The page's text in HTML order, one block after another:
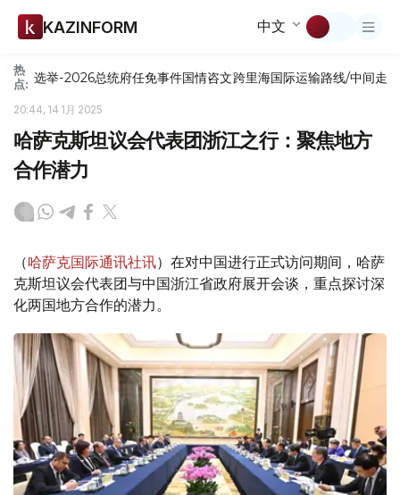
KAZINFORM 中文
热
点: 选举-2026总统府任免事件国情咨文跨里海国际运输路线/中间走廊
20:44, 14 1月 2025
哈萨克斯坦议会代表团浙江之行：聚焦地方
合作潜力
（哈萨克国际通讯社讯）在对中国进行正式访问期间，哈萨
克斯坦议会代表团与中国浙江省政府展开会谈，重点探讨深
化两国地方合作的潜力。